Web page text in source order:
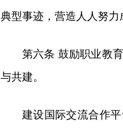
典型事迹，营造人人努力
第六条 鼓励职业教
与共建。
建设国际交流合作